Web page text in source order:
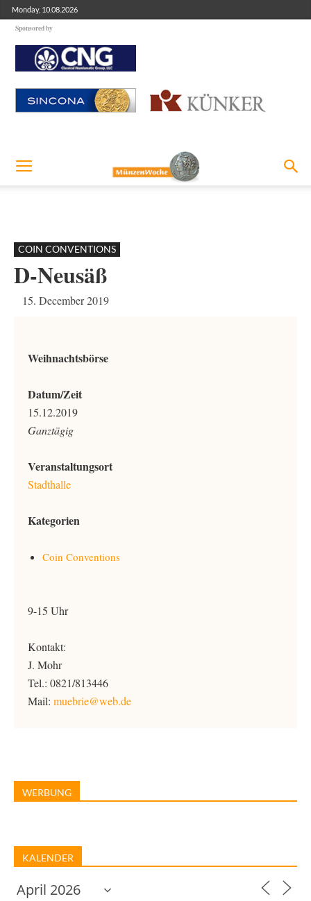
Monday, 10.08.2026
Sponsored by
COIN CONVENTIONS
D-Neusäß
15. December 2019
Weihnachtsbörse
Datum/Zeit
15.12.2019
Ganztägig
Veranstaltungsort
Stadthalle
Kategorien
Coin Conventions
9-15 Uhr
Kontakt:
J. Mohr
Tel.: 0821/813446
Mail: muebrie@web.de
WERBUNG
KALENDER